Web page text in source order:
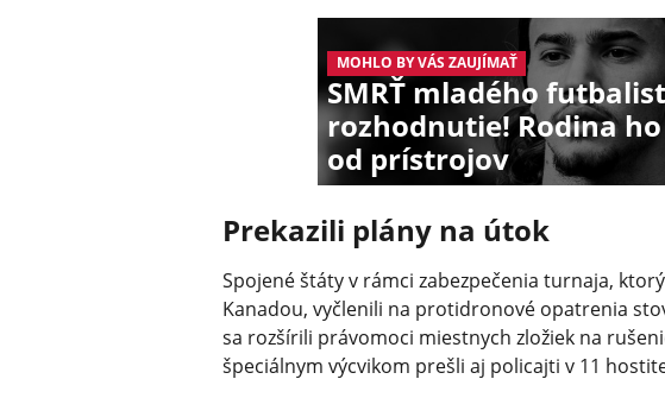
MOHLO BY VÁS ZAUJÍMAŤ
SMRŤ mladého
rozhodnutie! Rodina ho
od prístrojov
Prekazili plány na útok
Spojené štáty v rámci zabezpečenia turnaja,
Kanadou, vyčlenili na protidronové opatrenia
sa rozšírili právomoci miestnych zložiek na
špeciálnym výcvikom prešli aj policajti v 11